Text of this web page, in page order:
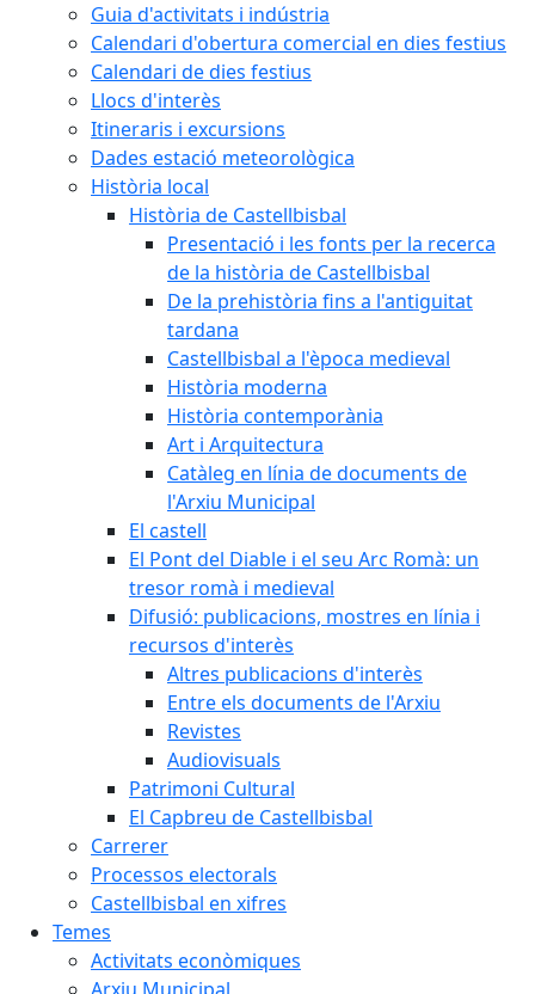
Guia d'activitats i indústria
Calendari d'obertura comercial en dies festius
Calendari de dies festius
Llocs d'interès
Itineraris i excursions
Dades estació meteorològica
Història local
Història de Castellbisbal
Presentació i les fonts per la recerca
de la història de Castellbisbal
De la prehistòria fins a l'antiguitat
tardana
Castellbisbal a l'època medieval
Història moderna
Història contemporània
Art i Arquitectura
Catàleg en línia de documents de
l'Arxiu Municipal
El castell
El Pont del Diable i el seu Arc Romà: un
tresor romà i medieval
Difusió: publicacions, mostres en línia i
recursos d'interès
Altres publicacions d'interès
Entre els documents de l'Arxiu
Revistes
Audiovisuals
Patrimoni Cultural
El Capbreu de Castellbisbal
Carrerer
Processos electorals
Castellbisbal en xifres
Temes
Activitats econòmiques